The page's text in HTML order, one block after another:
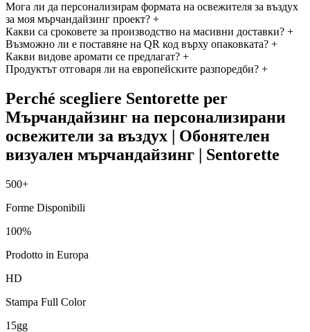
Мога ли да персонализирам формата на освежителя за въздух
за моя мърчандайзинг проект? +
Какви са сроковете за производство на масивни доставки? +
Възможно ли е поставяне на QR код върху опаковката? +
Какви видове аромати се предлагат? +
Продуктът отговаря ли на европейските разпоредби? +
Perché scegliere Sentorette per
Мърчандайзинг на персонализирани
освежители за въздух | Обонятелен
визуален мърчандайзинг | Sentorette
500+
Forme Disponibili
100%
Prodotto in Europa
HD
Stampa Full Color
15gg